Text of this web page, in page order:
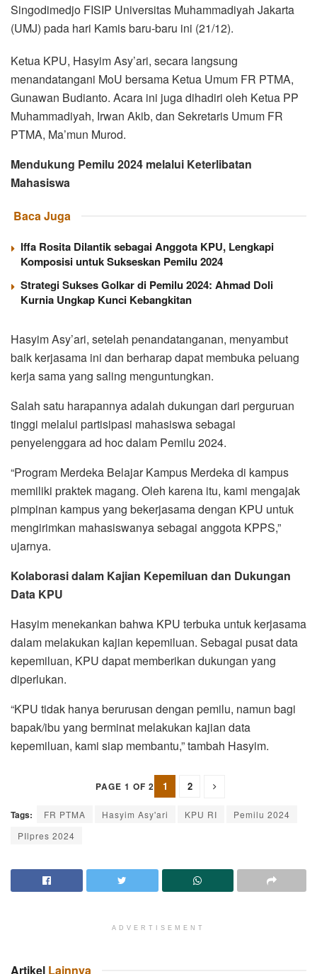
Singodimedjo FISIP Universitas Muhammadiyah Jakarta
(UMJ) pada hari Kamis baru-baru ini (21/12).
Ketua KPU, Hasyim Asy’ari, secara langsung
menandatangani MoU bersama Ketua Umum FR PTMA,
Gunawan Budianto. Acara ini juga dihadiri oleh Ketua PP
Muhammadiyah, Irwan Akib, dan Sekretaris Umum FR
PTMA, Ma’mun Murod.
Mendukung Pemilu 2024 melalui Keterlibatan
Mahasiswa
Baca Juga
Iffa Rosita Dilantik sebagai Anggota KPU, Lengkapi
Komposisi untuk Sukseskan Pemilu 2024
Strategi Sukses Golkar di Pemilu 2024: Ahmad Doli
Kurnia Ungkap Kunci Kebangkitan
Hasyim Asy’ari, setelah penandatanganan, menyambut
baik kerjasama ini dan berharap dapat membuka peluang
kerja sama yang saling menguntungkan.
Salah satu harapannya adalah dukungan dari perguruan
tinggi melalui partisipasi mahasiswa sebagai
penyelenggara ad hoc dalam Pemilu 2024.
“Program Merdeka Belajar Kampus Merdeka di kampus
memiliki praktek magang. Oleh karena itu, kami mengajak
pimpinan kampus yang bekerjasama dengan KPU untuk
mengirimkan mahasiswanya sebagai anggota KPPS,”
ujarnya.
Kolaborasi dalam Kajian Kepemiluan dan Dukungan
Data KPU
Hasyim menekankan bahwa KPU terbuka untuk kerjasama
dalam melakukan kajian kepemiluan. Sebagai pusat data
kepemiluan, KPU dapat memberikan dukungan yang
diperlukan.
“KPU tidak hanya berurusan dengan pemilu, namun bagi
bapak/ibu yang berminat melakukan kajian data
kepemiluan, kami siap membantu,” tambah Hasyim.
PAGE 1 OF 2 1 2
Tags: FR PTMA Hasyim Asy'ari KPU RI
Pemilu 2024
PIlpres 2024
ADVERTISEMENT
Artikel Lainnya